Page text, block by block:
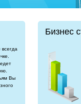
Вы
Бизнес